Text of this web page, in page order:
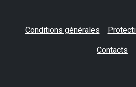
Conditions générales
Contacts